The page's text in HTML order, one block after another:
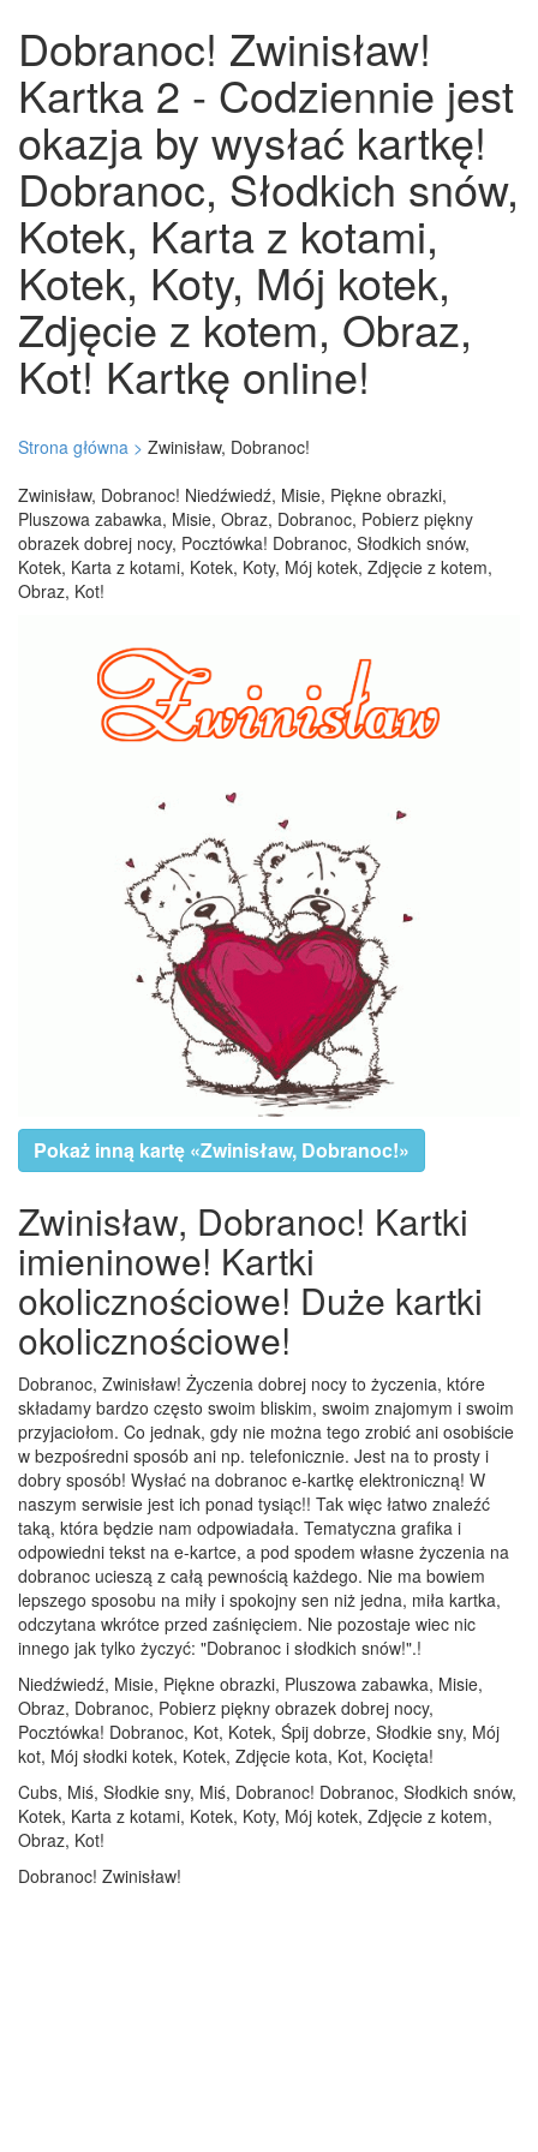
Dobranoc! Zwinisław!
Kartka 2 - Codziennie jest
okazja by wysłać kartkę!
Dobranoc, Słodkich snów,
Kotek, Karta z kotami,
Kotek, Koty, Mój kotek,
Zdjęcie z kotem, Obraz,
Kot! Kartkę online!
Strona główna > Zwinisław, Dobranoc!
Zwinisław, Dobranoc! Niedźwiedź, Misie, Piękne obrazki,
Pluszowa zabawka, Misie, Obraz, Dobranoc, Pobierz piękny
obrazek dobrej nocy, Pocztówka! Dobranoc, Słodkich snów,
Kotek, Karta z kotami, Kotek, Koty, Mój kotek, Zdjęcie z kotem,
Obraz, Kot!
Pokaż inną kartę «Zwinisław, Dobranoc!»
Zwinisław, Dobranoc! Kartki
imieninowe! Kartki
okolicznościowe! Duże kartki
okolicznościowe!
Dobranoc, Zwinisław! Życzenia dobrej nocy to życzenia, które
składamy bardzo często swoim bliskim, swoim znajomym i swoim
przyjaciołom. Co jednak, gdy nie można tego zrobić ani osobiście
w bezpośredni sposób ani np. telefonicznie. Jest na to prosty i
dobry sposób! Wysłać na dobranoc e-kartkę elektroniczną! W
naszym serwisie jest ich ponad tysiąc!! Tak więc łatwo znaleźć
taką, która będzie nam odpowiadała. Tematyczna grafika i
odpowiedni tekst na e-kartce, a pod spodem własne życzenia na
dobranoc ucieszą z całą pewnością każdego. Nie ma bowiem
lepszego sposobu na miły i spokojny sen niż jedna, miła kartka,
odczytana wkrótce przed zaśnięciem. Nie pozostaje wiec nic
innego jak tylko życzyć: "Dobranoc i słodkich snów!".!
Niedźwiedź, Misie, Piękne obrazki, Pluszowa zabawka, Misie,
Obraz, Dobranoc, Pobierz piękny obrazek dobrej nocy,
Pocztówka! Dobranoc, Kot, Kotek, Śpij dobrze, Słodkie sny, Mój
kot, Mój słodki kotek, Kotek, Zdjęcie kota, Kot, Kocięta!
Cubs, Miś, Słodkie sny, Miś, Dobranoc! Dobranoc, Słodkich snów,
Kotek, Karta z kotami, Kotek, Koty, Mój kotek, Zdjęcie z kotem,
Obraz, Kot!
Dobranoc! Zwinisław!